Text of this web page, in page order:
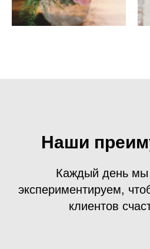
Наши
Каждый день мы
экспериментируем,
клиентов